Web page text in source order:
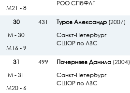
РОО СПбФЛГ
М21 - 8
30
431 Туров Александр(2007)
Санкт-Петербург
СШОР по ЛВС
М - 30
М16 - 9
31
499 Почерняев Данила(2004)
Санкт-Петербург
СШОР по ЛВС
М - 31
М20 - 6